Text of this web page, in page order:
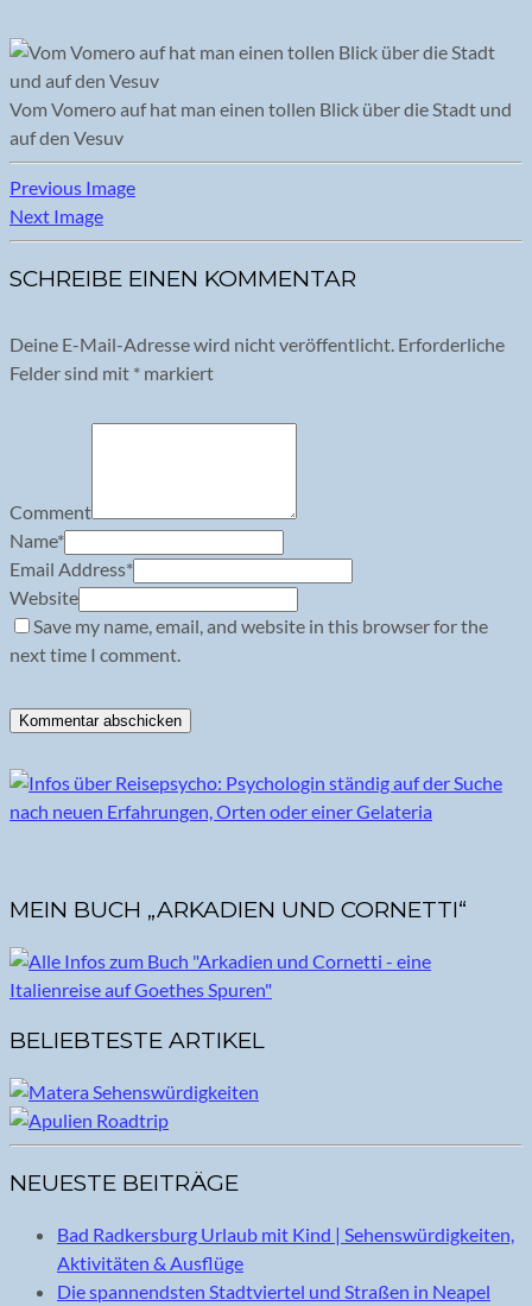
Vom Vomero auf hat man einen tollen Blick über die Stadt und
auf den Vesuv
Previous Image
Next Image
SCHREIBE EINEN KOMMENTAR
Deine E-Mail-Adresse wird nicht veröffentlicht. Erforderliche
Felder sind mit * markiert
Comment
Name*
Email Address*
Website
Save my name, email, and website in this browser for the
next time I comment.
MEIN BUCH „ARKADIEN UND CORNETTI“
BELIEBTESTE ARTIKEL
NEUESTE BEITRÄGE
Bad Radkersburg Urlaub mit Kind | Sehenswürdigkeiten,
Aktivitäten & Ausflüge
Die spannendsten Stadtviertel und Straßen in Neapel